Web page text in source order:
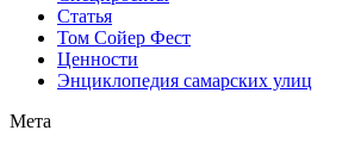
Статья
Том Сойер Фест
Ценности
Энциклопедия самарских улиц
Мета